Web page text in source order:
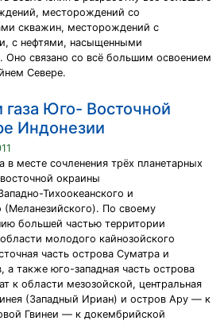
месторождений со
скважин, месторождений с
с нефтями, насыщенными
Оно связано со всё большим освоением
Севере.
газа Юго- Восточной
Индонезии
в месте сочленения трёх планетарных
окраины
Тихоокеанского и
(Меланезийского). По своему
большей частью территории
молодого кайнозойского
часть острова Суматра и
также юго-западная часть острова
к области мезозойской, центральная
(Западный Ириан) и остров Ару — к
Гвинеи — к докембрийской